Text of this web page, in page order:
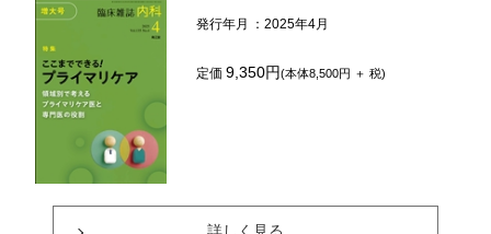
発行年月 ：2025年4月
定価9,350円(本体8,500円 ＋ 税)